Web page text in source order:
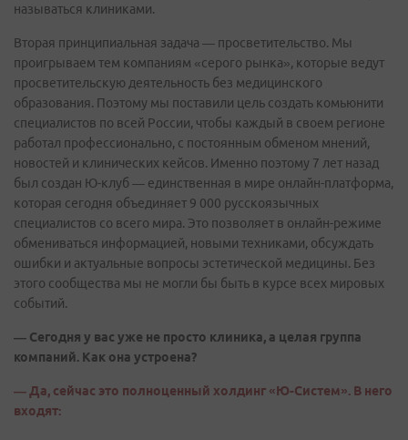
называться клиниками.
Вторая принципиальная задача — просветительство. Мы
проигрываем тем компаниям «серого рынка», которые ведут
просветительскую деятельность без медицинского
образования. Поэтому мы поставили цель создать комьюнити
специалистов по всей России, чтобы каждый в своем регионе
работал профессионально, с постоянным обменом мнений,
новостей и клинических кейсов. Именно поэтому 7 лет назад
был создан Ю-клуб — единственная в мире онлайн-платформа,
которая сегодня объединяет 9 000 русскоязычных
специалистов со всего мира. Это позволяет в онлайн-режиме
обмениваться информацией, новыми техниками, обсуждать
ошибки и актуальные вопросы эстетической медицины. Без
этого сообщества мы не могли бы быть в курсе всех мировых
событий.
— Сегодня у вас уже не просто клиника, а целая группа
компаний. Как она устроена?
— Да, сейчас это полноценный холдинг «Ю-Систем». В него
входят: